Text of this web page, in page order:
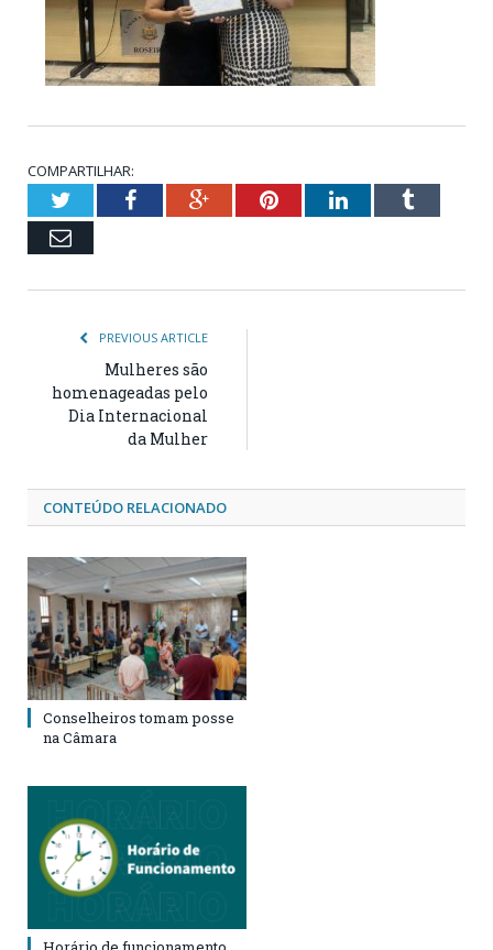
COMPARTILHAR:
TwitterFacebookGoogle+PinterestLinkedInTumblr
Email
PREVIOUS ARTICLE
Mulheres são
homenageadas pelo
Dia Internacional
da Mulher
CONTEÚDO RELACIONADO
Conselheiros tomam posse
na Câmara